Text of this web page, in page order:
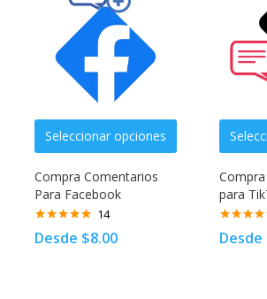
Seleccionar opciones
Compra Comentarios
Para Facebook
con4.92de
14
Desde $8.00
para
con4.83
Desde